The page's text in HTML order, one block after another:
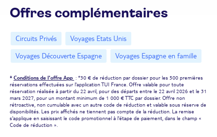
Offres complémentaires
Circuits Privés
Voyages Etats Unis
Voyages Découverte Espagne
Voyages Espagne en famille
* Conditions de l'offre App : *30 € de réduction par dossier pour les 500 premières
réservations effectuées sur l'application TUI France. Offre valable pour toute
réservation réalisée à partir du 22 avril, pour des départs entre le 22 avril 2026 et le 31
mars 2027, pour un montant minimum de 1 000 € TTC par dossier. Offre non
rétroactive, non cumulable avec un autre code de réduction et valable sous réserve de
disponibilités. Les prix affichés ne tiennent pas compte de la réduction. La remise
s'applique en saisissant le code promotionnel à l'étape de paiement, dans le champ «
Code de réduction ».